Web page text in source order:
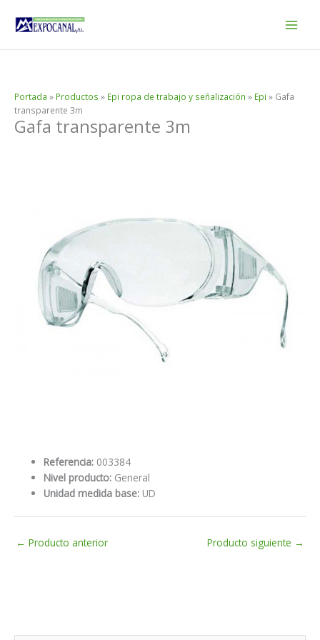
Portada » Productos » Epi ropa de trabajo y señalización » Epi » Gafa
transparente 3m
Gafa transparente 3m
Referencia: 003384
Nivel producto: General
Unidad medida base: UD
← Producto anterior Producto siguiente →